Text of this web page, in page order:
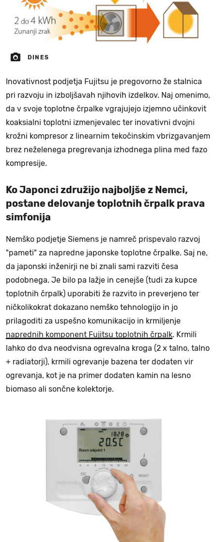
DINES
Inovativnost podjetja Fujitsu je pregovorno že stalnica
pri razvoju in izboljšavah njihovih izdelkov. Naj omenimo,
da v svoje toplotne črpalke vgrajujejo izjemno učinkovit
koaksialni toplotni izmenjevalec ter inovativni dvojni
krožni kompresor z linearnim tekočinskim vbrizgavanjem
brez neželenega pregrevanja izhodnega plina med fazo
kompresije.
Ko Japonci združijo najboljše z Nemci,
postane delovanje toplotnih črpalk prava
simfonija
Nemško podjetje Siemens je namreč prispevalo razvoj
"pameti" za napredne japonske toplotne črpalke. Saj ne,
da japonski inženirji ne bi znali sami razviti česa
podobnega. Je bilo pa lažje in cenejše (tudi za kupce
toplotnih črpalk) uporabiti že razvito in preverjeno ter
ničkolikokrat dokazano nemško tehnologijo in jo
prilagoditi za uspešno komunikacijo in krmiljenje
naprednih komponent Fujitsu toplotnih črpalk. Krmili
lahko do dva neodvisna ogrevalna kroga (2 x talno, talno
+ radiatorji), krmili ogrevanje bazena ter dodaten vir
ogrevanja, kot je na primer dodaten kamin na lesno
biomaso ali sončne kolektorje.